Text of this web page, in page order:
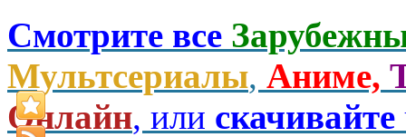
Смотрите все
Мультсериалы, Аниме,
Онлайн, или скачивайте